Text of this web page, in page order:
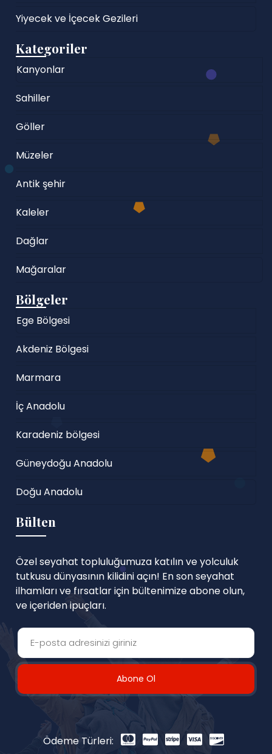
Yiyecek ve İçecek Gezileri
Kategoriler
Kanyonlar
Sahiller
Göller
Müzeler
Antik şehir
Kaleler
Dağlar
Mağaralar
Bölgeler
Ege Bölgesi
Akdeniz Bölgesi
Marmara
İç Anadolu
Karadeniz bölgesi
Güneydoğu Anadolu
Doğu Anadolu
Bülten
Özel seyahat topluluğumuza katılın ve yolculuk
tutkusu dünyasının kilidini açın! En son seyahat
ilhamları ve fırsatlar için bültenimize abone olun,
ve içeriden ipuçları.
Abone Ol
Ödeme Türleri: